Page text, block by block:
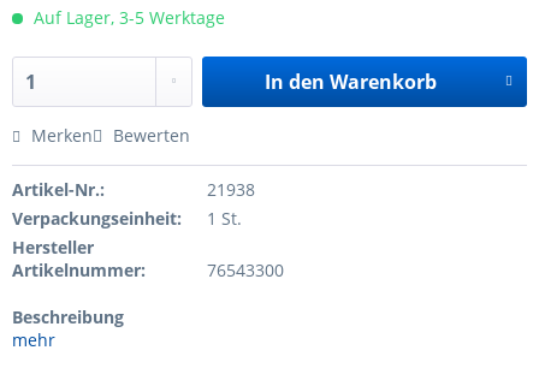
Auf Lager, 3-5 Werktage
In den Warenkorb
Merken Bewerten
Artikel-Nr.:
21938
Verpackungseinheit:
1 St.
Hersteller
Artikelnummer:
76543300
Beschreibung
mehr